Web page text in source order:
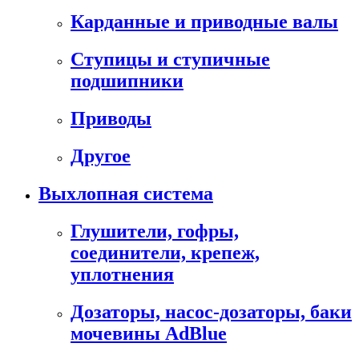
Карданные и приводные валы
Ступицы и ступичные
подшипники
Приводы
Другое
Выхлопная система
Глушители, гофры,
соединители, крепеж,
уплотнения
Дозаторы, насос-дозаторы, баки
мочевины AdBlue